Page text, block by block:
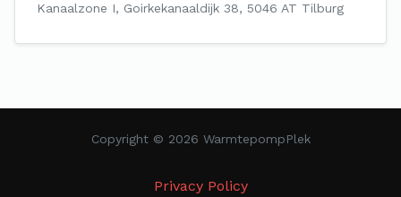
Kanaalzone I, Goirkekanaaldijk 38, 5046 AT Tilburg
Copyright © 2026 WarmtepompPlek
Privacy Policy